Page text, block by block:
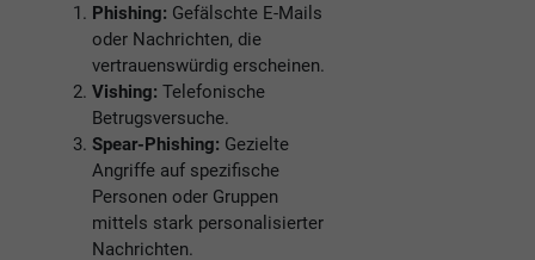
Phishing: Gefälschte E-Mails
oder Nachrichten, die
vertrauenswürdig erscheinen.
Vishing: Telefonische
Betrugsversuche.
Spear-Phishing: Gezielte
Angriffe auf spezifische
Personen oder Gruppen
mittels stark personalisierter
Nachrichten.